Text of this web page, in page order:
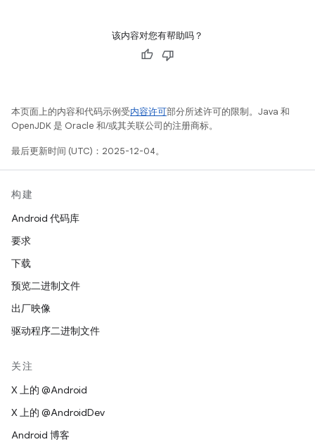
该内容对您有帮助吗？
本页面上的内容和代码示例受内容许可部分所述许可的限制。Java 和
OpenJDK 是 Oracle 和/或其关联公司的注册商标。
最后更新时间 (UTC)：2025-12-04。
构建
Android 代码库
要求
下载
预览二进制文件
出厂映像
驱动程序二进制文件
关注
X 上的 @Android
X 上的 @AndroidDev
Android 博客